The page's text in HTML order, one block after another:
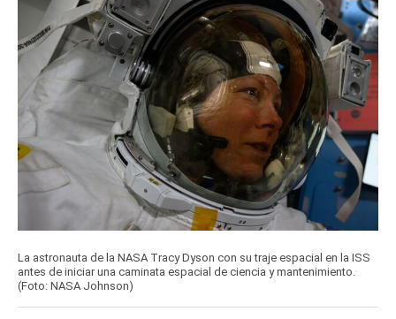
La astronauta de la NASA Tracy Dyson con su traje espacial en la ISS
antes de iniciar una caminata espacial de ciencia y mantenimiento.
(Foto: NASA Johnson)